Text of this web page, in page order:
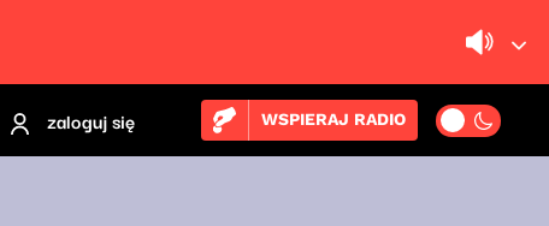
zaloguj się WSPIERAJ RADIO